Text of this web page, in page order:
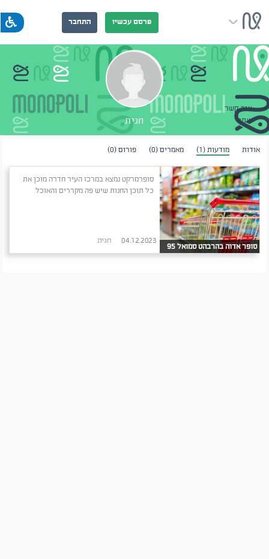
פרסם עכשיו התחבר
צור קשר
שתף
חגית
אודות מודעות (1) מאמרים (0) פורום (0)
סופר אדוה בהרבהט סמואל 95
חדרה
סופרמרקט נמצא במרכז העיר חדרה מוכן את
כל תוכן החנות שיש פה מקררים והאוכל
חגית